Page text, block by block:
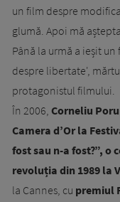
un film despre
glumă. Apoi mă
Până la urmă a ieșit
despre libertate',
protagonistul filmului.
În 2006, Corneliu
Camera d’Or la
fost sau n-a fost?”, o
revoluția din 1989 la
la Cannes, cu premiul